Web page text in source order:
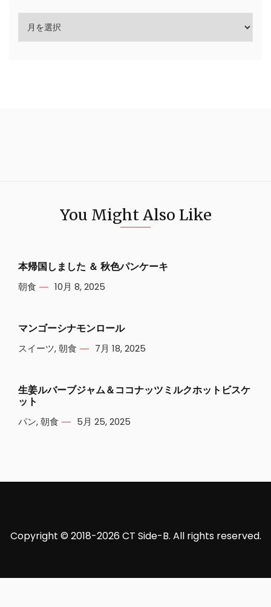
You Might Also Like
本帰国しました ＆ 秋色パンケーキ
朝食 10月 8, 2025
マンゴーシナモンロール
スイーツ,朝食 7月 18, 2025
生姜ルバーブジャム＆ココナッツミルクホットビスケ
ット
パン,朝食 5月 25, 2025
Copyright © 2018-2026 CT Side-B. All rights reserved.